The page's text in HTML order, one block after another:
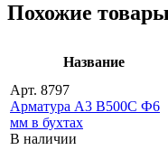
Похожие товары
Название
Арт. 8797
Арматура А3 В500С Ф6
мм в бухтах
В наличии